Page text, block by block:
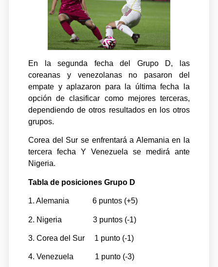
En la segunda fecha del Grupo D, las
coreanas y venezolanas no pasaron del
empate y aplazaron para la última fecha la
opción de clasificar como mejores terceras,
dependiendo de otros resultados en los otros
grupos.
Corea del Sur se enfrentará a Alemania en la
tercera fecha Y Venezuela se medirá ante
Nigeria.
Tabla de posiciones Grupo D
1. Alemania 6 puntos (+5)
2. Nigeria 3 puntos (-1)
3. Corea del Sur 1 punto (-1)
4. Venezuela 1 punto (-3)